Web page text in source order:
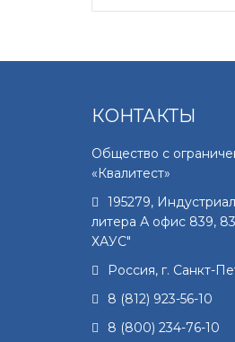
КОНТАКТЫ
Общество с
«Квалитест»
195279,
литера А офис 839,
ХАУС"
Россия, г. Санкт-
8 (812) 923-56-10
8 (800) 234-76-10